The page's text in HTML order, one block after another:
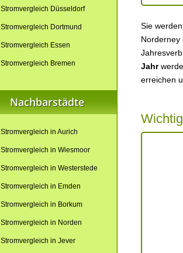
Sie
Norderney
Jahr
erreichen
Stromvergleich Düsseldorf
Stromvergleich Dortmund
Stromvergleich Essen
Stromvergleich Bremen
Nachbarstädte
Stromvergleich in Aurich
Stromvergleich in Wiesmoor
Stromvergleich in Westerstede
Stromvergleich in Emden
Stromvergleich in Borkum
Stromvergleich in Norden
Stromvergleich in Jever